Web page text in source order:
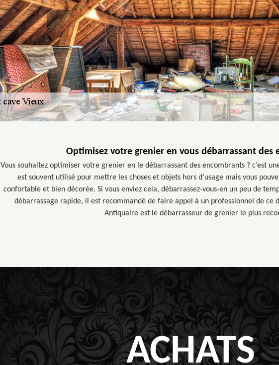
Optimisez votre grenier en vous débarrassant des
Vous souhaitez optimiser votre grenier en le débarrassant des encombrants ? c’est
est souvent utilisé pour mettre les choses et objets hors d’usage mais vous
confortable et bien décorée. Si vous enviez cela, débarrassez-vous-en un peu de
débarrassage rapide, il est recommandé de faire appel à un professionnel de ce
Antiquaire est le débarrasseur de grenier le plus
ACHATS